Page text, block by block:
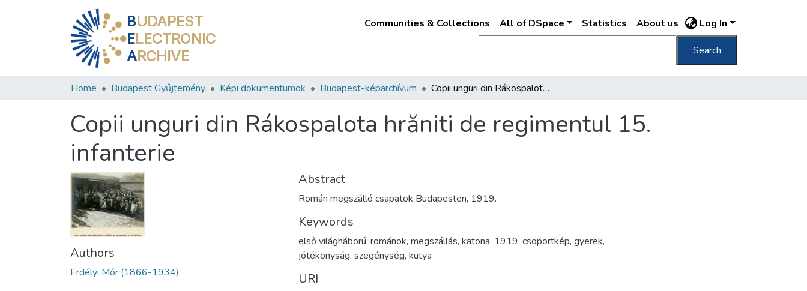
BUDAPEST
ELECTRONIC
ARCHIVE
Communities & Collections All of DSpace Statistics About us Log In
Search
Home Budapest Gyűjtemény Képi dokumentumok Budapest-képarchívum Copii unguri din Rákospalota hrăniti de regimentul 15. infanterie
Copii unguri din Rákospalota hrăniti de regimentul 15.
infanterie
Authors
Erdélyi Mór (1866-1934)
Abstract
Román megszálló csapatok Budapesten, 1919.
Keywords
első világháború, románok, megszállás, katona, 1919, csoportkép, gyerek,
jótékonyság, szegénység, kutya
URI